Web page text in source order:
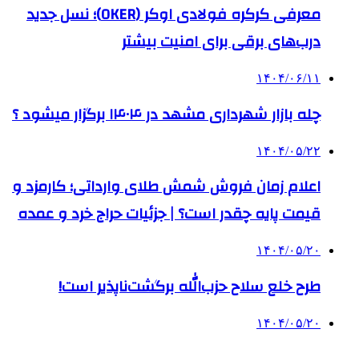
معرفی کرکره فولادی اوکر (OKER)؛ نسل جدید
درب‌های برقی برای امنیت بیشتر
۱۴۰۴/۰۶/۱۱
چله بازار شهرداری مشهد در ۱۴۰۴ برگزار میشود ؟
۱۴۰۴/۰۵/۲۲
اعلام زمان فروش شمش طلای وارداتی؛ کارمزد و
قیمت پایه چقدر است؟ | جزئیات حراج خرد و عمده
۱۴۰۴/۰۵/۲۰
طرح خلع سلاح حزب‌الله برگشت‌ناپذیر است!
۱۴۰۴/۰۵/۲۰